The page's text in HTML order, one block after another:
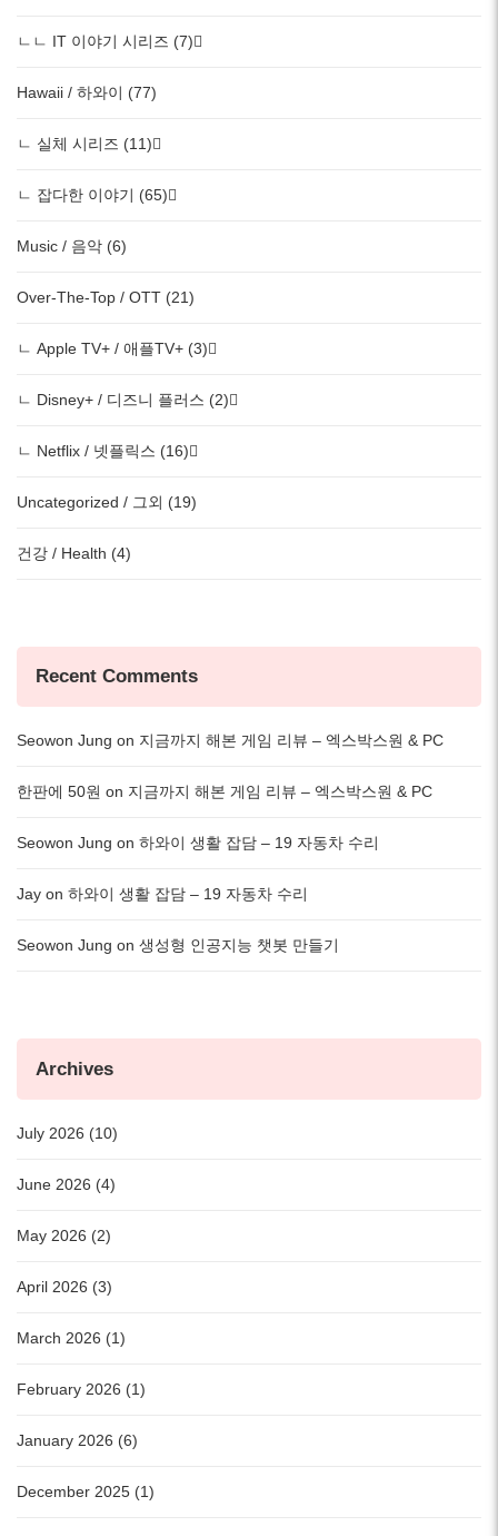
ㄴㄴ IT 이야기 시리즈 (7)
Hawaii / 하와이 (77)
ㄴ 실체 시리즈 (11)
ㄴ 잡다한 이야기 (65)
Music / 음악 (6)
Over-The-Top / OTT (21)
ㄴ Apple TV+ / 애플TV+ (3)
ㄴ Disney+ / 디즈니 플러스 (2)
ㄴ Netflix / 넷플릭스 (16)
Uncategorized / 그외 (19)
건강 / Health (4)
Recent Comments
Seowon Jung on 지금까지 해본 게임 리뷰 – 엑스박스원 & PC
한판에 50원 on 지금까지 해본 게임 리뷰 – 엑스박스원 & PC
Seowon Jung on 하와이 생활 잡담 – 19 자동차 수리
Jay on 하와이 생활 잡담 – 19 자동차 수리
Seowon Jung on 생성형 인공지능 챗봇 만들기
Archives
July 2026 (10)
June 2026 (4)
May 2026 (2)
April 2026 (3)
March 2026 (1)
February 2026 (1)
January 2026 (6)
December 2025 (1)